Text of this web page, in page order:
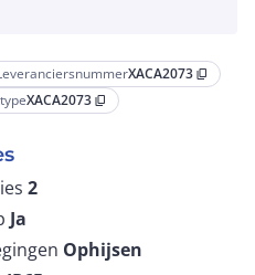
XACA2073 content_copy
XACA2073 content_copy
2
Ja
Ophijsen